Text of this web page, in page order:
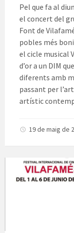
Pel que fa al
el concert del
Font de
pobles més
el cicle musical
d’or a un DIM
diferents amb
passant per
artístic
19 de maig de